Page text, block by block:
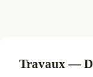
Travaux —